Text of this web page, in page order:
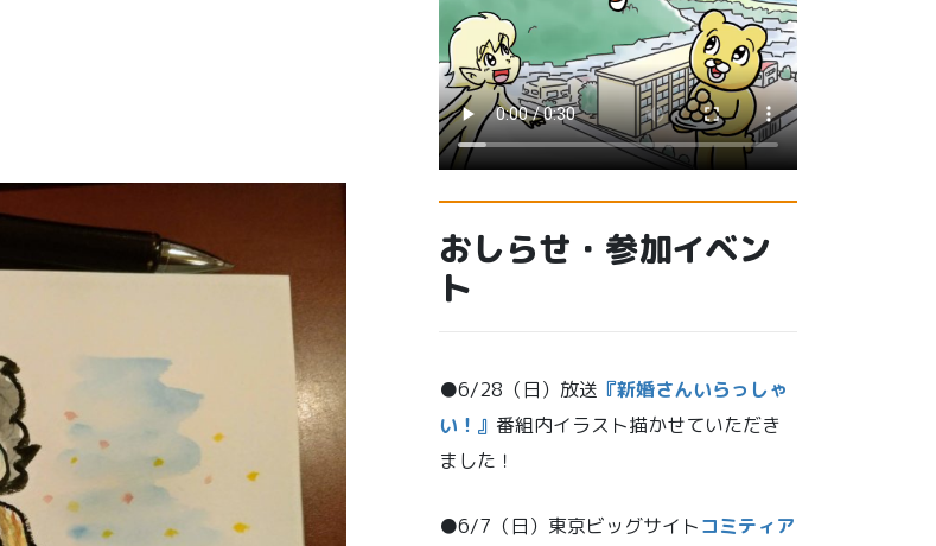
おしらせ・参加イベン
ト
●6/28（日）放送 『新婚さんいらっしゃ
い！』 番組内イラスト描かせていただき
ました！
●6/7（日）東京ビッグサイトコミティア